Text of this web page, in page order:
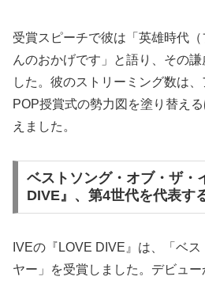
受賞スピーチで彼は「英雄時代
んのおかげです」と語り、その
した。彼のストリーミング数は
POP授賞式の勢力図を塗り替え
えました。
ベストソング・オブ・ザ・
DIVE』、第4世代を代表す
IVEの『LOVE DIVE』は、「ベ
ヤー」を受賞しました。デビュ